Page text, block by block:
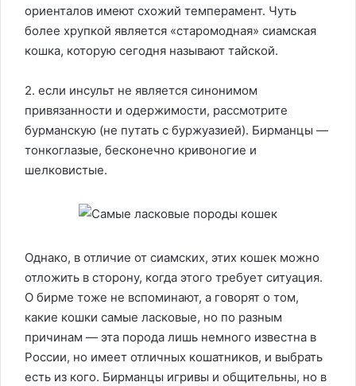
ориенталов имеют схожий темперамент. Чуть
более хрупкой является «старомодная» сиамская
кошка, которую сегодня называют тайской.
2. если инсульт не является синонимом
привязанности и одержимости, рассмотрите
бурманскую (не путать с буржуазией). Бирманцы —
тонкоглазые, бесконечно кривоногие и
шелковистые.
Однако, в отличие от сиамских, этих кошек можно
отложить в сторону, когда этого требует ситуация.
О бирме тоже не вспоминают, а говорят о том,
какие кошки самые ласковые, но по разным
причинам — эта порода лишь немного известна в
России, но имеет отличных кошатников, и выбрать
есть из кого. Бирманцы игривы и общительны, но в